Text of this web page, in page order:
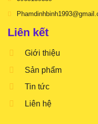
Liên kết
Giới thiệu
Sản phẩm
Tin tức
Liên hệ